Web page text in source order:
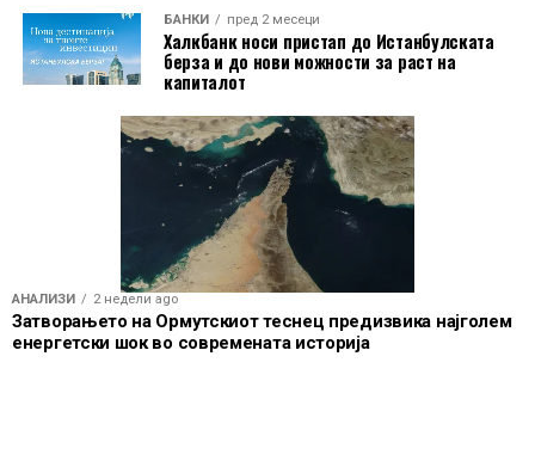
БАНКИ пред 2 месеци
Халкбанк носи пристап до Истанбулската
берза и до нови можности за раст на
капиталот
АНАЛИЗИ 2 недели ago
Затворањето на Ормутскиот теснец предизвика најголем
енергетски шок во современата историја